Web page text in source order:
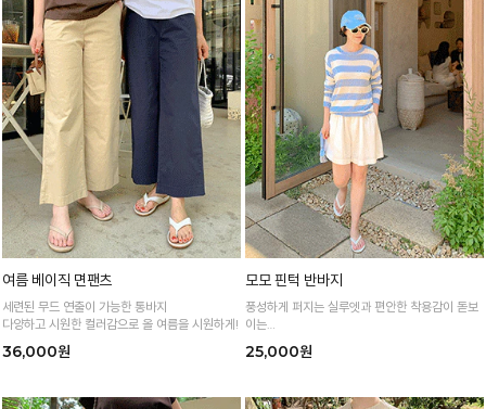
여름 베이직 면팬츠
세련된 무드 연출이 가능한 통바지
다양하고 시원한 컬러감으로 올 여름을 시원하게!
36,000원
모모 핀턱 반바지
풍성하게 퍼지는 실루엣과 편안한 착용감이 돋보
이는
여름 시즌 데일리로 즐기기 좋은 4부 팬츠예요 :)
25,000원